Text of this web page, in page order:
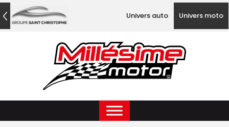
Univers auto Univers moto